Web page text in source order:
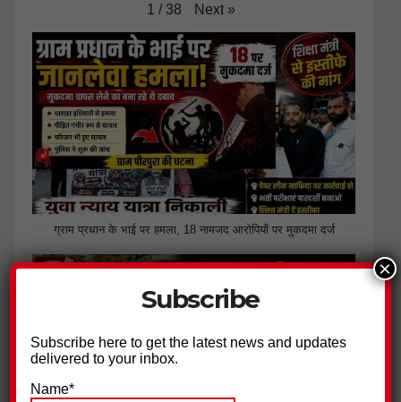
1 / 38 Next »
ग्राम प्रधान के भाई पर हमला, 18 नामजद आरोपियों पर मुकदमा दर्ज
Subscribe
Subscribe here to get the latest news and updates
delivered to your inbox.
Name*
×